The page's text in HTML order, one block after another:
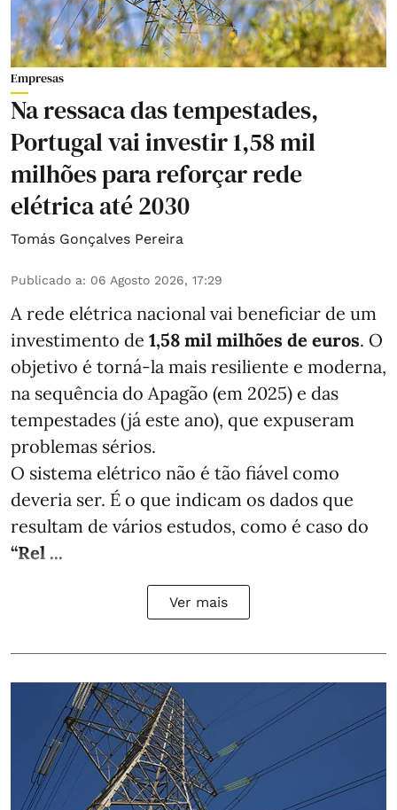
Empresas
Na ressaca das tempestades,
Portugal vai investir 1,58 mil
milhões para reforçar rede
elétrica até 2030
Tomás Gonçalves Pereira
Publicado a: 06 Agosto 2026, 17:29
A rede elétrica nacional vai beneficiar de um
investimento de 1,58 mil milhões de euros. O
objetivo é torná-la mais resiliente e moderna,
na sequência do Apagão (em 2025) e das
tempestades (já este ano), que expuseram
problemas sérios.
O sistema elétrico não é tão fiável como
deveria ser. É o que indicam os dados que
resultam de vários estudos, como é caso do
“Rel ...
Ver mais